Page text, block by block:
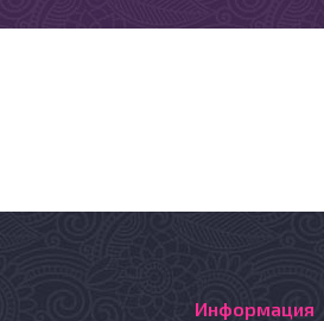
Информация